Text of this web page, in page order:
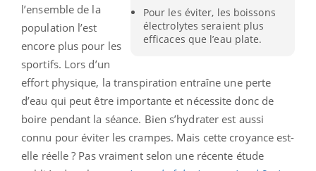
Pour les éviter, les boissons
électrolytes seraient plus
efficaces que l’eau plate.
l’ensemble de la
population l’est
encore plus pour les
sportifs. Lors d’un
effort physique, la transpiration entraîne une perte
d’eau qui peut être importante et nécessite donc de
boire pendant la séance. Bien s’hydrater est aussi
connu pour éviter les crampes. Mais cette croyance est-
elle réelle ? Pas vraiment selon une récente étude